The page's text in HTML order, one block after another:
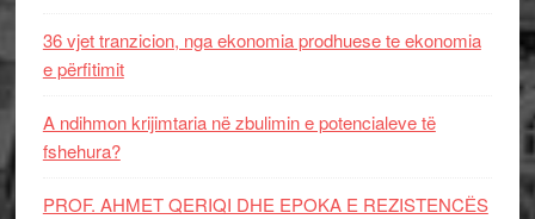
36 vjet tranzicion, nga ekonomia prodhuese te ekonomia
e përfitimit
A ndihmon krijimtaria në zbulimin e potencialeve të
fshehura?
PROF. AHMET QERIQI DHE EPOKA E REZISTENCЁS